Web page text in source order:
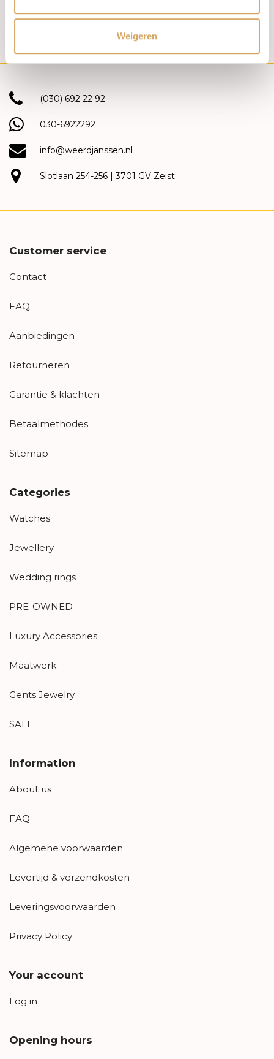
Weigeren
(030) 692 22 92
030-6922292
info@weerdjanssen.nl
Slotlaan 254-256 | 3701 GV Zeist
Customer service
Contact
FAQ
Aanbiedingen
Retourneren
Garantie & klachten
Betaalmethodes
Sitemap
Categories
Watches
Jewellery
Wedding rings
PRE-OWNED
Luxury Accessories
Maatwerk
Gents Jewelry
SALE
Information
About us
FAQ
Algemene voorwaarden
Levertijd & verzendkosten
Leveringsvoorwaarden
Privacy Policy
Your account
Log in
Opening hours